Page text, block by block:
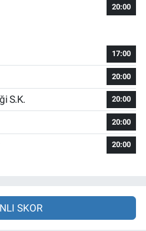
20:00
17:00
20:00
S.K. 20:00
20:00
20:00
SKOR